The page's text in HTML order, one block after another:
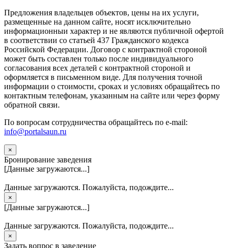
Предложения владельцев объектов, цены на их услуги,
размещенные на данном сайте, носят исключительно
информационныи характер и не являются публичной офертой
в соответствии со статьей 437 Гражданского кодекса
Российской Федерации. Договор с контрактной стороной
может быть составлен только после индивидуального
согласования всех деталей с контрактной стороной и
оформляется в письменном виде. Для получения точной
информации о стоимости, сроках и условиях обращайтесь по
контактным телефонам, указанным на сайте или через форму
обратной связи.
По вопросам сотрудничества обращайтесь по e-mail:
info@portalsaun.ru
×
Бронирование заведения
[Данные загружаются...]
Данные загружаются. Пожалуйста, подождите...
×
[Данные загружаются...]
Данные загружаются. Пожалуйста, подождите...
×
Задать вопрос в заведение